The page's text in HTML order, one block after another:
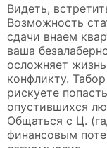
Видеть,
Возможность
сдачи внаем
ваша
осложняет
конфликту.
рискуете
опустившихся
Общаться с Ц.
финансовым